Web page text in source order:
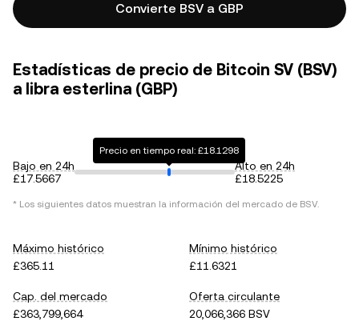
Convierte BSV a GBP
Estadísticas de precio de Bitcoin SV (BSV)
a libra esterlina (GBP)
Bajo en 24h
£17.5667
Precio en tiempo real: £18.1298
Alto en 24h
£18.5225
* Los siguientes datos muestran la información del mercado de BSV.
Máximo histórico
£365.11
Mínimo histórico
£11.6321
Cap. del mercado
£363,799,664
Oferta circulante
20,066,366 BSV